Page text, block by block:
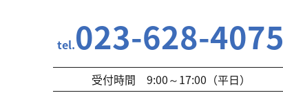
tel.023-628-4075
受付時間 9:00～17:00（平日）